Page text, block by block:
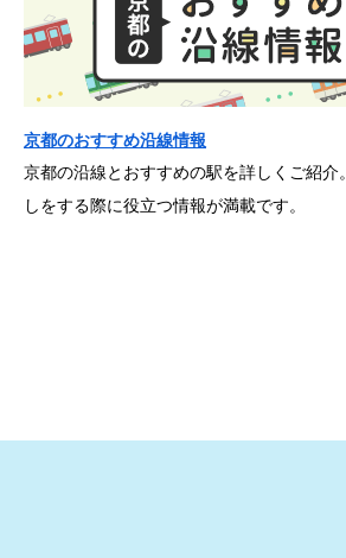
京都のおすすめ沿線情報
京都の沿線とおすすめの駅を詳しくご紹介
しをする際に役立つ情報が満載です。